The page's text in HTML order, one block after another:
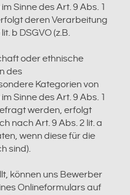
Sinne des Art. 9 Abs. 1
deren Verarbeitung
b DSGVO (z.B.
oder ethnische
des
Kategorien von
Sinne des Art. 9 Abs. 1
werden, erfolgt
nach Art. 9 Abs. 2 lit. a
wenn diese für die
sind).
können uns Bewerber
Onlineformulars auf